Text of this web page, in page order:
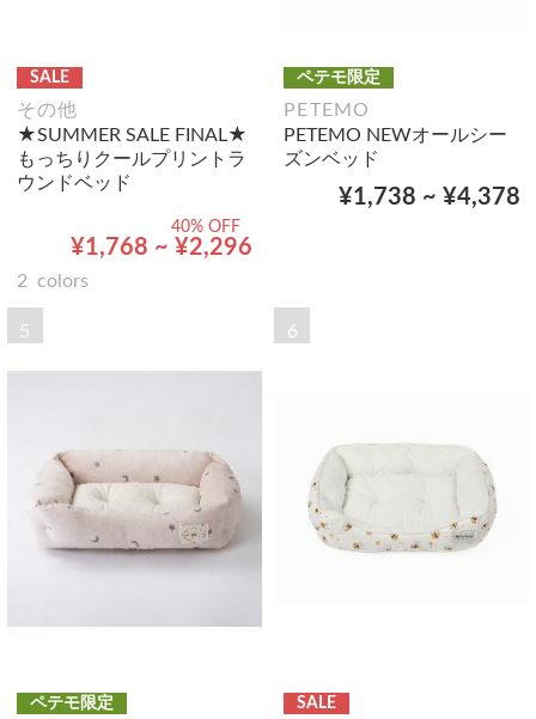
SALE
その他
★SUMMER SALE FINAL★
もっちりクールプリントラ
ウンドベッド
¥1,768 ~ ¥2,296
40% OFF
2 colors
ペテモ限定
PETEMO
PETEMO NEWオールシー
ズンベッド
¥1,738 ~ ¥4,378
5
ペテモ限定
6
SALE